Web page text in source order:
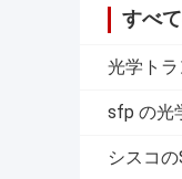
すべ
光学ト
sfp の光
シスコ